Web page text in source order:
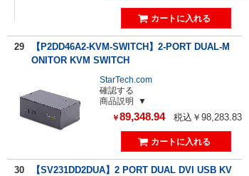
29
【P2DD46A2-KVM-SWITCH】2-PORT DUAL-M
ONITOR KVM SWITCH
StarTech.com
確認する
商品説明
￥89,348.94 税込￥98,283.83
30
【SV231DD2DUA】2 PORT DUAL DVI USB KV